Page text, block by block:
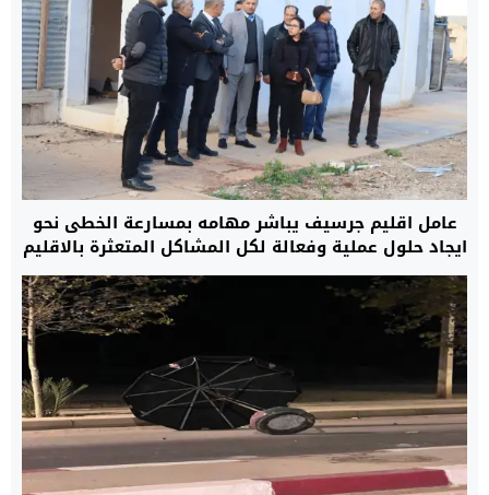
عامل اقليم جرسيف يباشر مهامه بمسارعة الخطى نحو
ايجاد حلول عملية وفعالة لكل المشاكل المتعثرة بالاقليم